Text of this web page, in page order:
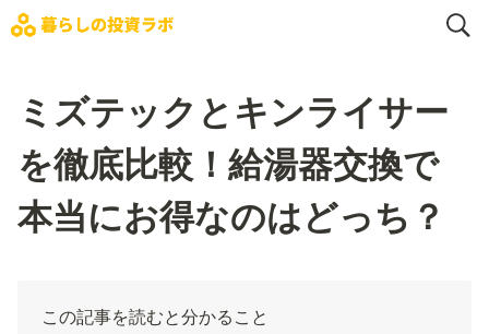
ミズテックとキンライサー
を徹底比較！給湯器交換で
本当にお得なのはどっち？
この記事を読むと分かること